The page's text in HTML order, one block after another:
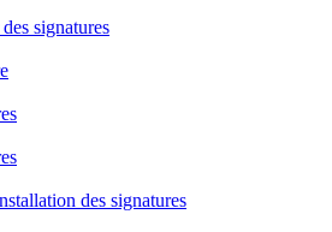
signatures
des signatures